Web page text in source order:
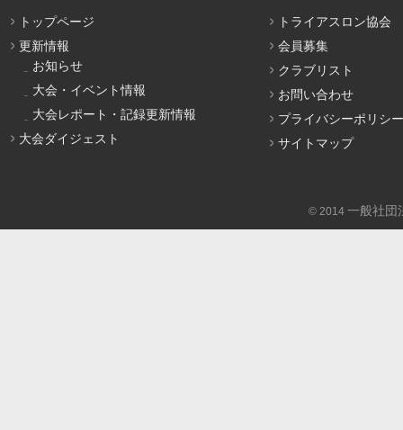
トップページ
更新情報
お知らせ
大会・イベント情報
大会レポート・記録更新情報
大会ダイジェスト
トライアスロン協会
会員募集
クラブリスト
お問い合わせ
プライバシーポリシー
サイトマップ
© 2014 一般社団